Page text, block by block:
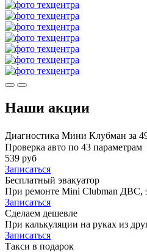
Наши акции
Диагностика Мини Клубман за
Проверка авто по 43 параметрам
539 руб
Записаться
Бесплатный эвакуатор
При ремонте Mini Clubman ДВС,
Записаться
Сделаем дешевле
При калькуляции на руках из
Записаться
Такси в подарок